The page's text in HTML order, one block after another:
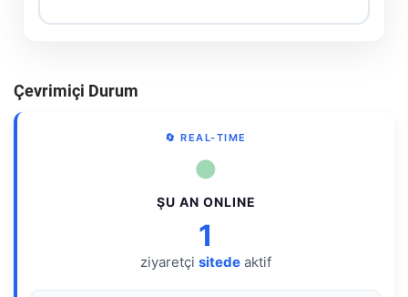
Çevrimiçi Durum
🔄 REAL-TIME
●
ŞU AN ONLINE
1
ziyaretçi sitede aktif